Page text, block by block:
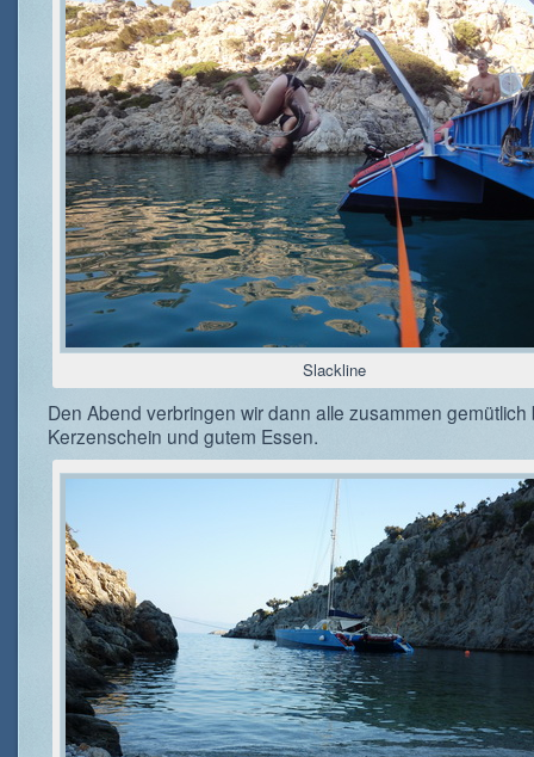
Slackline
Den Abend verbringen wir dann alle zusammen gemütlich
Kerzenschein und gutem Essen.